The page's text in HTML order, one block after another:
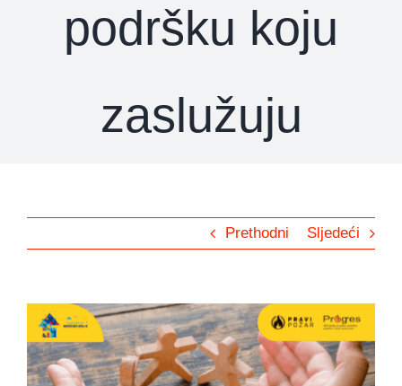
podršku koju
zaslužuju
Prethodni Sljedeći
View
Larger
Image